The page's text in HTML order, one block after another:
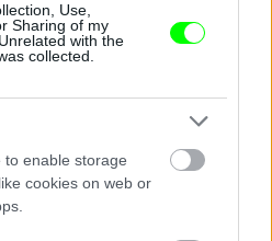
Use,
Sharing of my
with the
collected.
to enable storage
cookies on web or
Hungary
kép!